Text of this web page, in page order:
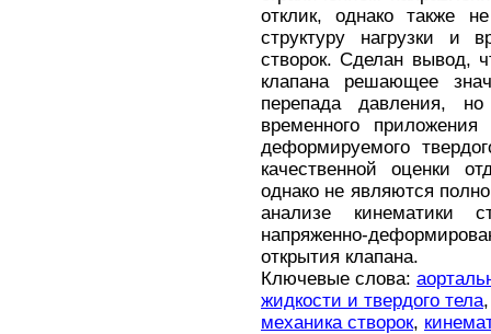
отклик, однако также
структуру нагрузки и
створок. Сделан вывод,
клапана решающее
перепада давления,
временного
деформируемого
качественной оценки
однако не являются
анализе кинематики
напряженно-
открытия клапана.
Ключевые слова:
жидкости и твердого тела
механика створок,